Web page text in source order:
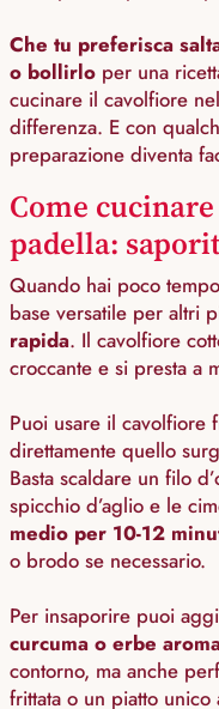
Che tu preferisca
o bollirlo per una
cucinare il cavolfiore
differenza. E con
preparazione diventa
Come
padella:
Quando hai poco
base versatile per altri
rapida. Il cavolfiore
croccante e si presta a
Puoi usare il cavolfiore
direttamente quello
Basta scaldare un filo
spicchio d’aglio e le
medio per 10-12
o brodo se necessario.
Per insaporire puoi
curcuma o erbe
contorno, ma anche
frittata o un piatto